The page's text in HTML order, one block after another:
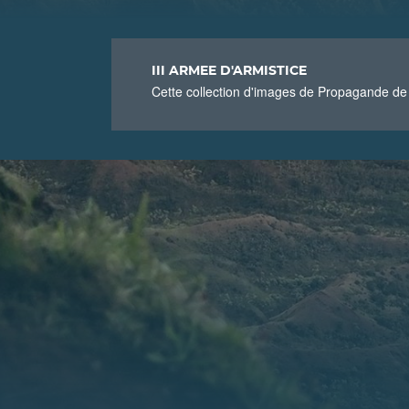
III ARMEE D'ARMISTICE
Cette collection d'images de Propagande